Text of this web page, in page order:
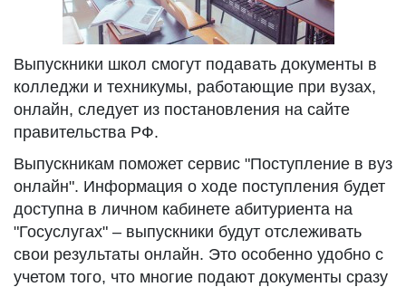
Выпускники школ смогут подавать документы в
колледжи и техникумы, работающие при вузах,
онлайн, следует из постановления на сайте
правительства РФ.
Выпускникам поможет сервис "Поступление в вуз
онлайн". Информация о ходе поступления будет
доступна в личном кабинете абитуриента на
"Госуслугах" – выпускники будут отслеживать
свои результаты онлайн. Это особенно удобно с
учетом того, что многие подают документы сразу